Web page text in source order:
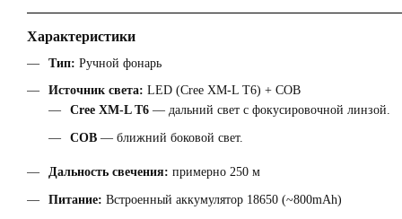
Характеристики
Тип: Ручной фонарь
Источник света: LED (Cree XM-L T6) + COB
Cree XM-L T6 — дальний свет с фокусировочной линзой.
COB — ближний боковой свет.
Дальность свечения: примерно 250 м
Питание: Встроенный аккумулятор 18650 (~800mAh)